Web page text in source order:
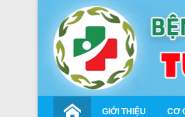
GIỚI THIỆU CƠ